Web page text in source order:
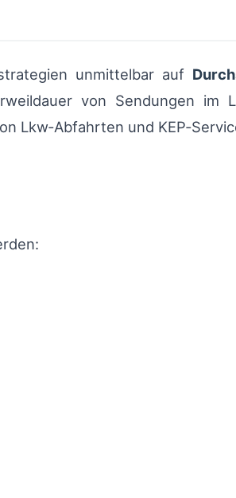
unmittelbar auf
von Sendungen im
Lkw‑Abfahrten und